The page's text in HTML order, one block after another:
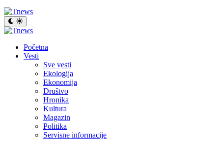
Početna
Vesti
Sve vesti
Ekologija
Ekonomija
Društvo
Hronika
Kultura
Magazin
Politika
Servisne informacije